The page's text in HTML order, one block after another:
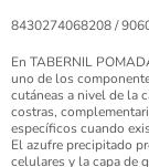
8430274068208 /
En TABERNIL
uno de los
cutáneas a nivel de la
costras,
específicos cuando
El azufre precipitado
celulares y la capa de